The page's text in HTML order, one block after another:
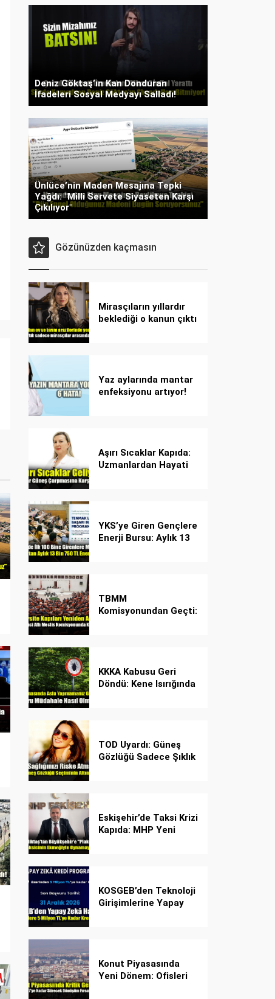
Deniz Göktaş’ın Kan Donduran
İfadeleri Sosyal Medyayı Salladı!
Ünlüce’nin Maden Mesajına Tepki
Yağdı: "Milli Servete Siyaseten Karşı
Çıkılıyor"
Gözünüzden kaçmasın
Mirasçıların yıllardır
beklediği o kanun çıktı
Yaz aylarında mantar
enfeksiyonu artıyor!
Aşırı Sıcaklar Kapıda:
Uzmanlardan Hayati
YKS’ye Giren Gençlere
Enerji Bursu: Aylık 13
TBMM
Komisyonundan Geçti:
KKKA Kabusu Geri
Döndü: Kene Isırığında
TOD Uyardı: Güneş
Gözlüğü Sadece Şıklık
Eskişehir’de Taksi Krizi
Kapıda: MHP Yeni
KOSGEB’den Teknoloji
Girişimlerine Yapay
Konut Piyasasında
Yeni Dönem: Ofisleri